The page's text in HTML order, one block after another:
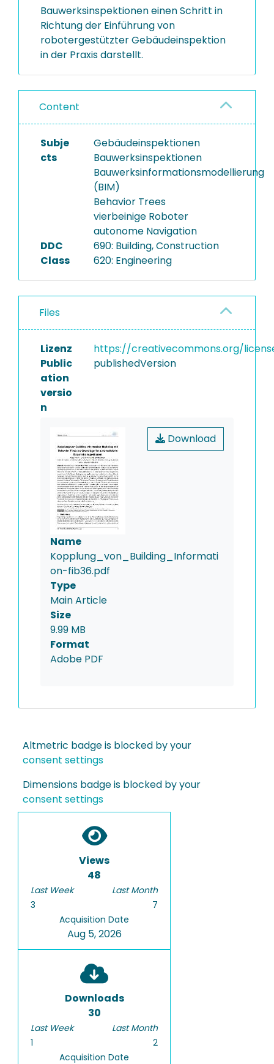
Bauwerksinspektionen einen Schritt in
Richtung der Einführung von
robotergestützter Gebäudeinspektion
in der Praxis darstellt.
Content
Subje
cts
Gebäudeinspektionen
Bauwerksinspektionen
Bauwerksinformationsmodellierung
(BIM)
Behavior Trees
vierbeinige Roboter
autonome Navigation
DDC
Class
690: Building, Construction
620: Engineering
Files
Lizenz
https://creativecommons.org/
Public
ation
versio
n
publishedVersion
Download
Name
Kopplung_von_Building_Informati
on-fib36.pdf
Type
Main Article
Size
9.99 MB
Format
Adobe PDF
Altmetric badge is blocked by your
consent settings
Dimensions badge is blocked by your
consent settings
Views
48
Last Week
3
Last Month
7
Acquisition Date
Aug 5, 2026
Downloads
30
Last Week
1
Last Month
2
Acquisition Date